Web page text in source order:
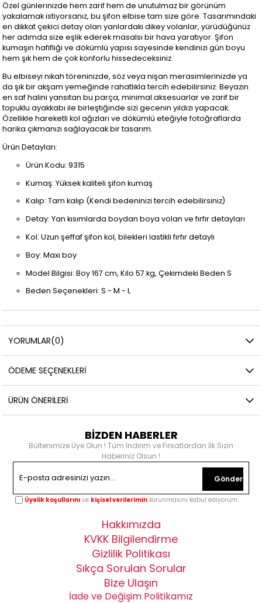
Özel günlerinizde hem zarif hem de unutulmaz bir görünüm
yakalamak istiyorsanız, bu şifon elbise tam size göre. Tasarımındaki
en dikkat çekici detay olan yanlardaki dikey volanlar, yürüdüğünüz
her adımda size eşlik ederek masalsı bir hava yaratıyor. Şifon
kumaşın hafifliği ve dökümlü yapısı sayesinde kendinizi gün boyu
hem şık hem de çok konforlu hissedeceksiniz.
Bu elbiseyi nikah töreninizde, söz veya nişan merasimlerinizde ya
da şık bir akşam yemeğinde rahatlıkla tercih edebilirsiniz. Beyazın
en saf halini yansıtan bu parça, minimal aksesuarlar ve zarif bir
topuklu ayakkabı ile birleştiğinde sizi gecenin yıldızı yapacak.
Özellikle hareketli kol ağızları ve dökümlü eteğiyle fotoğraflarda
harika çıkmanızı sağlayacak bir tasarım.
Ürün Detayları:
Ürün Kodu: 9315
Kumaş: Yüksek kaliteli şifon kumaş
Kalıp: Tam kalıp (Kendi bedeninizi tercih edebilirsiniz)
Detay: Yan kısımlarda boydan boya volan ve fırfır detayları
Kol: Uzun şeffaf şifon kol, bilekleri lastikli fırfır detaylı
Boy: Maxi boy
Model Bilgisi: Boy 167 cm, Kilo 57 kg, Çekimdeki Beden S
Beden Seçenekleri: S - M - L
YORUMLAR(0)
ÖDEME SEÇENEKLERI
ÜRÜN ÖNERILERI
BİZDEN HABERLER
Bültenimize Üye Olun ! Tüm İndirim ve Fırsatlardan İlk Sizin
Haberiniz Olsun !
Gönder
Üyelik koşullarını ve kişisel verilerimin korunmasını kabul ediyorum.
Hakkımızda
KVKK Bilgilendirme
Gizlilik Politikası
Sıkça Sorulan Sorular
Bize Ulaşın
İade ve Değişim Politikamız